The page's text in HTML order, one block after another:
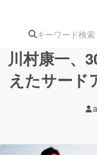
ジ
川村康一、
えたサード